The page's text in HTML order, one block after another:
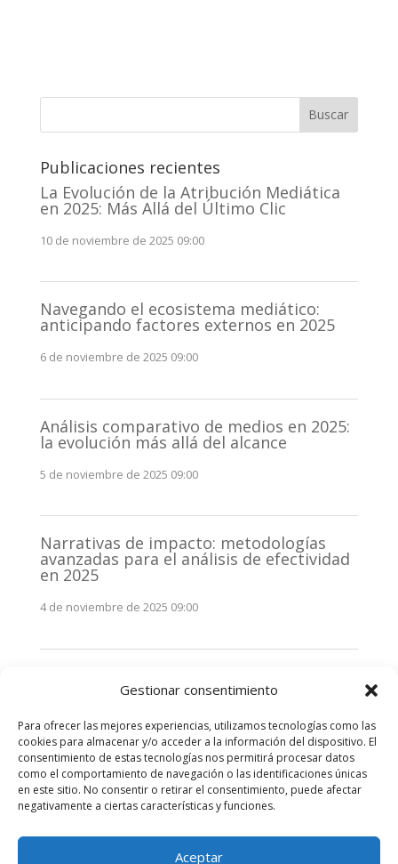
Gestionar consentimiento
Para ofrecer las mejores experiencias, utilizamos tecnologías como las
cookies para almacenar y/o acceder a la información del dispositivo. El
consentimiento de estas tecnologías nos permitirá procesar datos
como el comportamiento de navegación o las identificaciones únicas
en este sitio. No consentir o retirar el consentimiento, puede afectar
negativamente a ciertas características y funciones.
Aceptar
Buscar
Publicaciones recientes
La Evolución de la Atribución Mediática
en 2025: Más Allá del Último Clic
10 de noviembre de 2025 09:00
Navegando el ecosistema mediático:
anticipando factores externos en 2025
6 de noviembre de 2025 09:00
Análisis comparativo de medios en 2025:
la evolución más allá del alcance
5 de noviembre de 2025 09:00
Narrativas de impacto: metodologías
avanzadas para el análisis de efectividad
en 2025
4 de noviembre de 2025 09:00
stakeholders en 2025: La clave de la
3 de noviembre de 2025 09:00
Comentarios recientes